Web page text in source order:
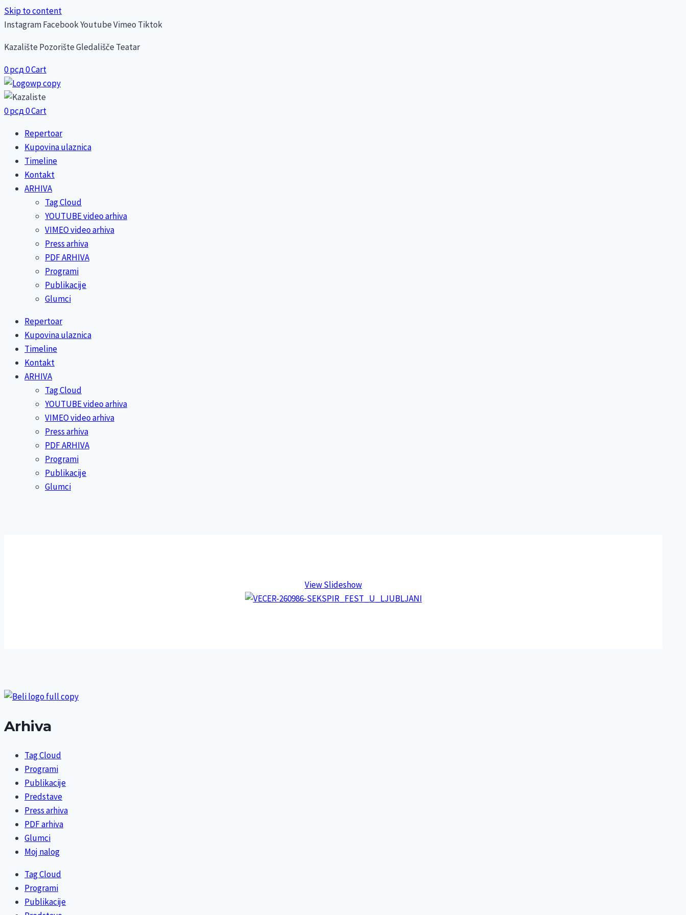
Skip to content
InstagramFacebookYoutubeVimeo Tiktok
Kazalište Pozorište Gledališče Teatar
0рсд0Cart
0рсд0Cart
Repertoar
Kupovina ulaznica
Timeline
Kontakt
ARHIVA
Tag Cloud
YOUTUBE video arhiva
VIMEO video arhiva
Press arhiva
PDF ARHIVA
Programi
Publikacije
Glumci
Repertoar
Kupovina ulaznica
Timeline
Kontakt
ARHIVA
Tag Cloud
YOUTUBE video arhiva
VIMEO video arhiva
Press arhiva
PDF ARHIVA
Programi
Publikacije
Glumci
View Slideshow
Arhiva
Tag Cloud
Programi
Publikacije
Predstave
Press arhiva
PDF arhiva
Glumci
Moj nalog
Tag Cloud
Programi
Publikacije